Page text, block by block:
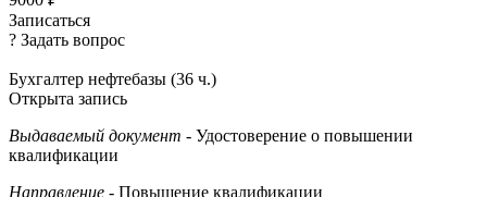
Записаться
? Задать вопрос
Бухгалтер нефтебазы (36 ч.)
Открыта запись
Выдаваемый документ - Удостоверение о повышении
квалификации
Направление - Повышение квалификации